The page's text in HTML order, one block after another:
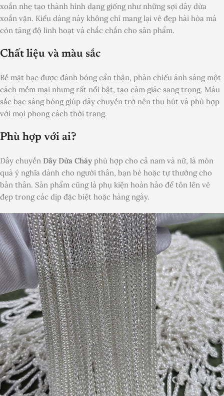
xoắn nhẹ tạo thành hình dạng giống như những sợi dây dừa
xoắn vặn. Kiểu dáng này không chỉ mang lại vẻ đẹp hài hòa mà
còn tăng độ linh hoạt và chắc chắn cho sản phẩm.
Chất liệu và màu sắc
Bề mặt bạc được đánh bóng cẩn thận, phản chiếu ánh sáng một
cách mềm mại nhưng rất nổi bật, tạo cảm giác sang trọng. Màu
sắc bạc sáng bóng giúp dây chuyền trở nên thu hút và phù hợp
với mọi phong cách thời trang.
Phù hợp với ai?
Dây chuyền Dây Dừa Cháy phù hợp cho cả nam và nữ, là món
quà ý nghĩa dành cho người thân, bạn bè hoặc tự thưởng cho
bản thân. Sản phẩm cũng là phụ kiện hoàn hảo để tôn lên vẻ
đẹp trong các dịp đặc biệt hoặc hàng ngày.